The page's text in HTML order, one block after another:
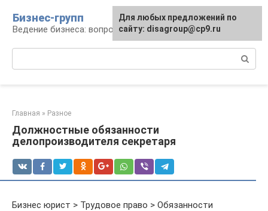
контенту
Бизнес-групп
Ведение бизнеса: вопросы, советы, проблемы
Главная » Разное
Должностные обязанности
делопроизводителя секретаря
Бизнес юрист > Трудовое право > Обязанности
Для любых предложений по
сайту: disagroup@cp9.ru